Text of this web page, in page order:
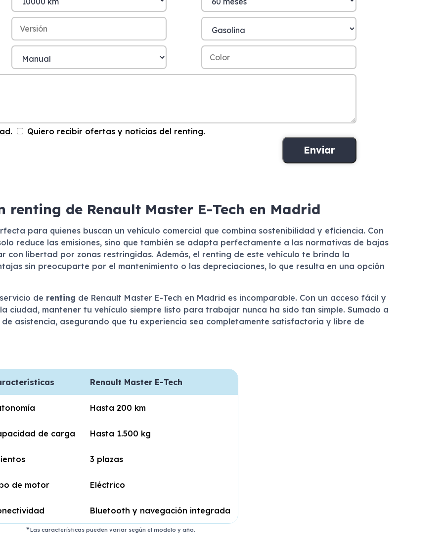
. Quiero recibir ofertas y noticias del renting.
renting de Renault Master E-Tech en Madrid
para quienes buscan un vehículo comercial que combina sostenibilidad y eficiencia. Con
reduce las emisiones, sino que también se adapta perfectamente a las normativas de bajas
con libertad por zonas restringidas. Además, el renting de este vehículo te brinda la
sin preocuparte por el mantenimiento o las depreciaciones, lo que resulta en una opción
de renting de Renault Master E-Tech en Madrid es incomparable. Con un acceso fácil y
ciudad, mantener tu vehículo siempre listo para trabajar nunca ha sido tan simple. Sumado a
asistencia, asegurando que tu experiencia sea completamente satisfactoria y libre de
Renault Master E-Tech
Hasta 200 km
de carga Hasta 1.500 kg
3 plazas
de motor Eléctrico
Bluetooth y navegación integrada
Las características pueden variar según el modelo y año.